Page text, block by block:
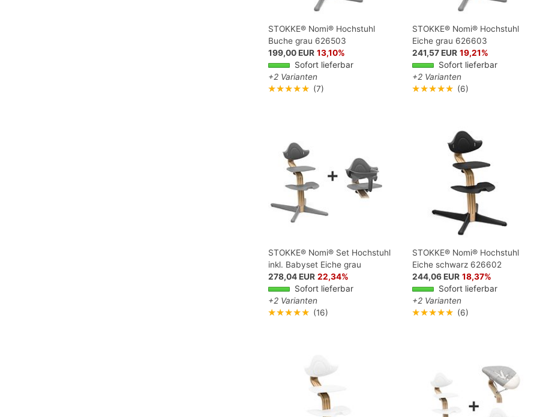
STOKKE® Nomi® Hochstuhl
Buche grau 626503
199,00 EUR 13,10%
Sofort lieferbar
+2 Varianten
★★★★★ (7)
STOKKE® Nomi® Hochstuhl
Eiche grau 626603
241,57 EUR 19,21%
Sofort lieferbar
+2 Varianten
★★★★★ (6)
STOKKE® Nomi® Set Hochstuhl
inkl. Babyset Eiche grau
278,04 EUR 22,34%
Sofort lieferbar
+2 Varianten
★★★★★ (16)
STOKKE® Nomi® Hochstuhl
Eiche schwarz 626602
244,06 EUR 18,37%
Sofort lieferbar
+2 Varianten
★★★★★ (6)